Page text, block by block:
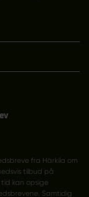
fra Härkila om
tilbud på
kan opsige
Samtidig